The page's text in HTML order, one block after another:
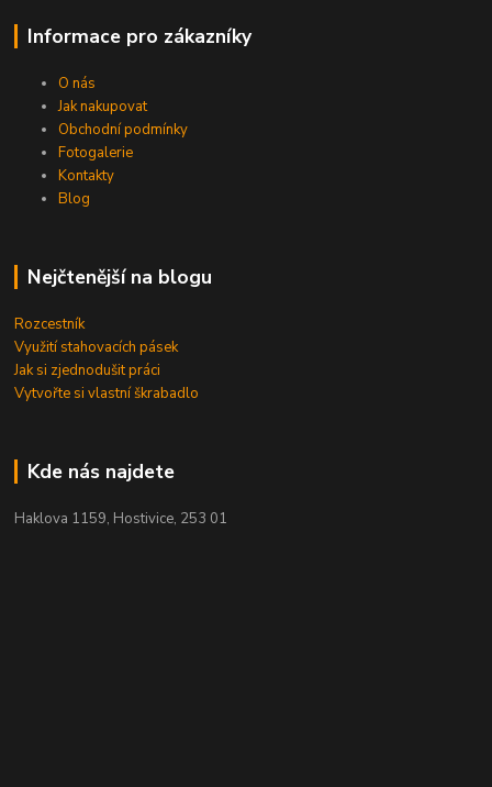
Informace pro zákazníky
O nás
Jak nakupovat
Obchodní podmínky
Fotogalerie
Kontakty
Blog
Nejčtenější na blogu
Rozcestník
Využití stahovacích pásek
Jak si zjednodušit práci
Vytvořte si vlastní škrabadlo
Kde nás najdete
Haklova 1159, Hostivice, 253 01